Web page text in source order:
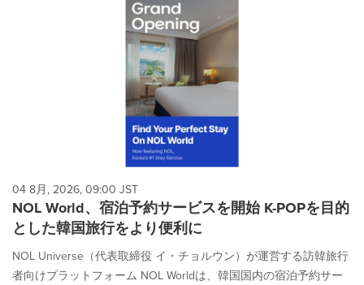
04 8月, 2026, 09:00 JST
NOL World、宿泊予約サービスを開始 K-POPを目的
とした韓国旅行をより便利に
NOL Universe（代表取締役 イ・チョルウン）が運営する訪韓旅行
者向けプラットフォーム NOL Worldは、韓国国内の宿泊予約サー